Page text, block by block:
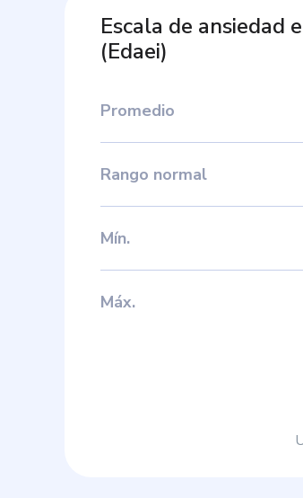
Escala de ansiedad
(Edaei)
Promedio
Rango normal
Mín.
Máx.